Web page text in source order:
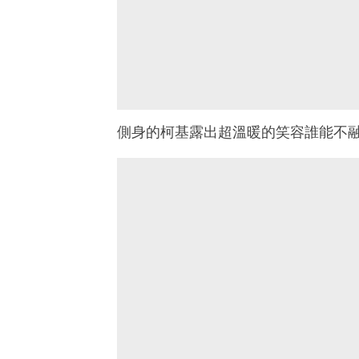
側身的柯基露出超溫暖的笑容誰能不